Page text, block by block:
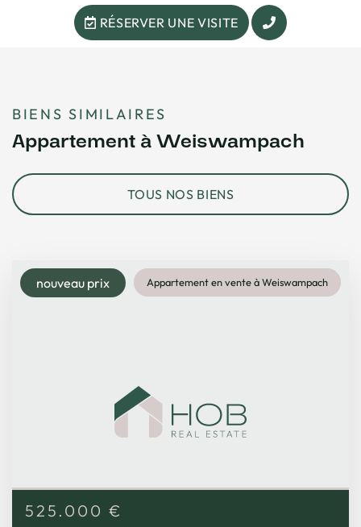
RÉSERVER UNE VISITE
BIENS SIMILAIRES
Appartement à Weiswampach
TOUS NOS BIENS
nouveau prix Appartement en vente à Weiswampach
525.000 €